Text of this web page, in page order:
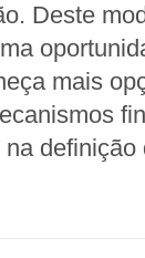
Deste
mais